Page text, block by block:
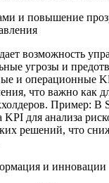
и повышение
возможность
угрозы и
и операционные
что важно как
Пример: В
KPI для анализа
решений, что
и инновации